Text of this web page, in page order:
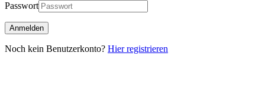
Passwort
Noch kein Benutzerkonto? Hier registrieren